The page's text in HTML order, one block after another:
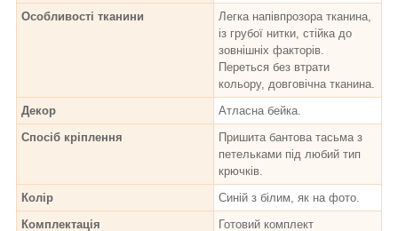
Особливості тканини
Легка напівпрозора тканина,
із грубої нитки, стійка до
зовнішніх факторів.
Переться без втрати
кольору, довговічна тканина.
Декор
Атласна бейка.
Спосіб кріплення
Пришита бантова тасьма з
петельками під любий тип
крючків.
Колір
Синій з білим, як на фото.
Комплектація
Готовий комплект